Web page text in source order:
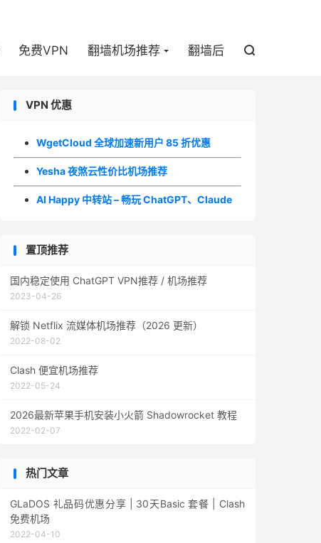
免费VPN 翻墙机场推荐 翻墙后 
VPN 优惠
WgetCloud 全球加速新用户 85 折优惠
Yesha 夜煞云性价比机场推荐
AI Happy 中转站 – 畅玩 ChatGPT、Claude
置顶推荐
国内稳定使用 ChatGPT VPN推荐 / 机场推荐
2023-04-26
解锁 Netflix 流媒体机场推荐（2026 更新）
2022-08-02
Clash 便宜机场推荐
2022-05-24
2026最新苹果手机安装小火箭 Shadowrocket 教程
2022-02-07
热门文章
GLaDOS 礼品码优惠分享 | 30天Basic 套餐 | Clash
免费机场
2022-04-10